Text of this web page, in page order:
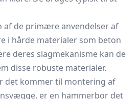
af de primære anvendelser af
i hårde materialer som beton
deres slagmekanisme kan de
disse robuste materialer.
det kommer til montering af
er en hammerbor det